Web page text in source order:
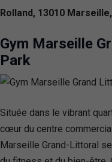
Rolland, 13010
Gym Marseille
Park
Située dans le vibrant
cœur du centre
Marseille Grand-Littoral